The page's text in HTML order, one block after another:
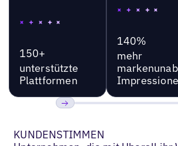
150+
unterstützte
Plattformen
140%
mehr
KUNDENSTIMMEN